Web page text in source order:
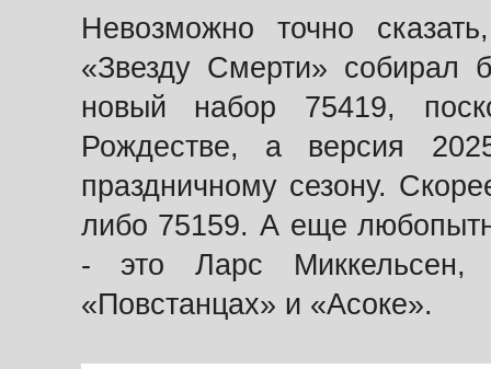
Невозможно точно
«Звезду Смерти» собирал
новый набор 75419,
Рождестве, а версия
праздничному сезону.
либо 75159. А еще
- это Ларс
«Повстанцах» и «Асоке».